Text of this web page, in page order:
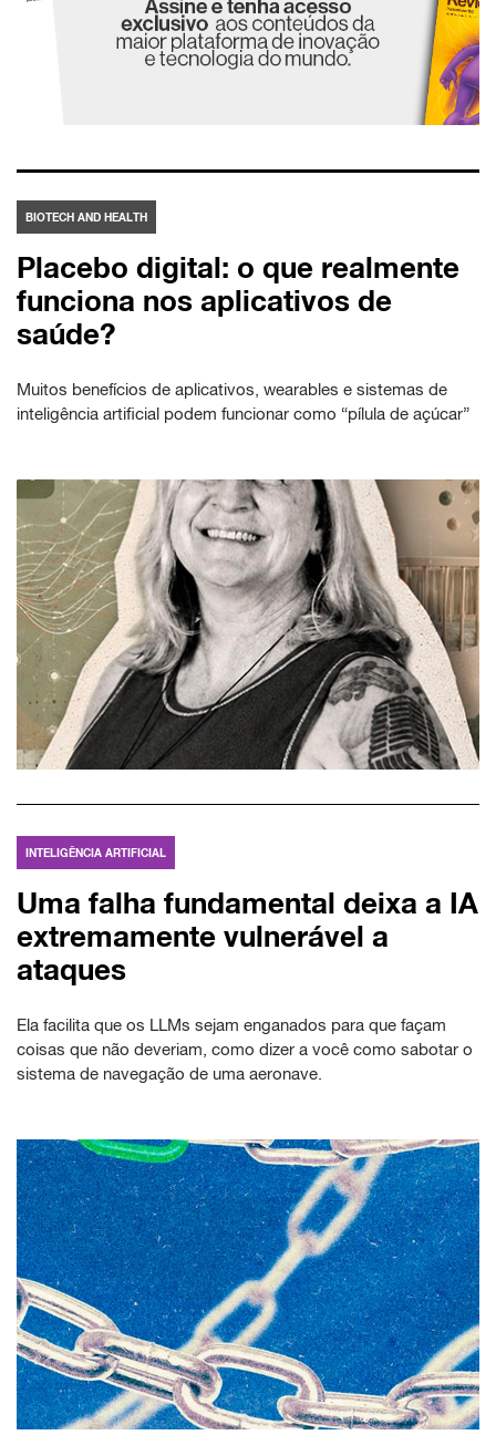
BIOTECH AND HEALTH
Placebo digital: o que realmente
funciona nos aplicativos de
saúde?
Muitos benefícios de aplicativos, wearables e sistemas de
inteligência artificial podem funcionar como “pílula de açúcar”
INTELIGÊNCIA ARTIFICIAL
Uma falha fundamental deixa a IA
extremamente vulnerável a
ataques
Ela facilita que os LLMs sejam enganados para que façam
coisas que não deveriam, como dizer a você como sabotar o
sistema de navegação de uma aeronave.